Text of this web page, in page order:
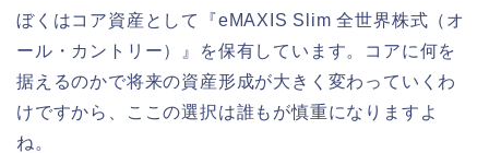
ぼくはコア資産として『eMAXIS Slim 全世界株式（オ
ール・カントリー）』を保有しています。コアに何を
据えるのかで将来の資産形成が大きく変わっていくわ
けですから、ここの選択は誰もが慎重になりますよ
ね。